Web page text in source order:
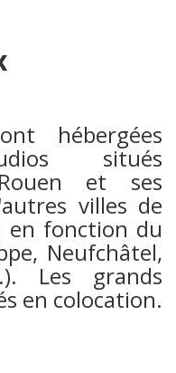
hébergées
situés
et ses
villes de
en fonction du
Neufchâtel,
Les grands
en colocation.